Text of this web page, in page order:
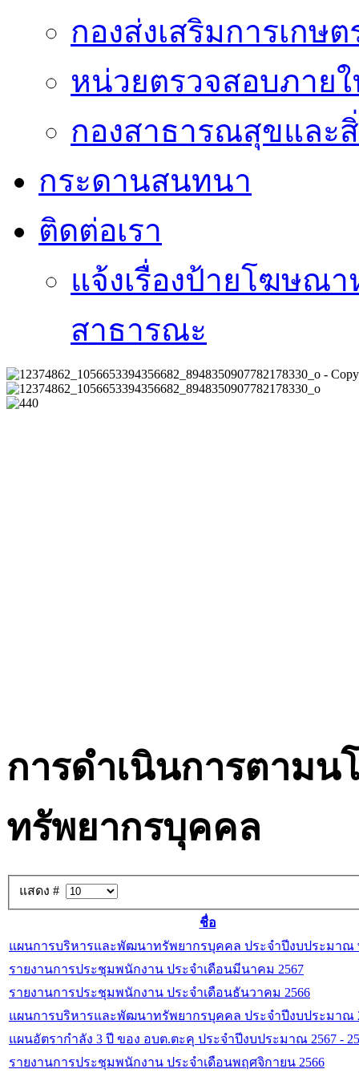
กองส่งเสริมการเกษต
หน่วยตรวจสอบภาย
กองสาธารณสุขและ
กระดานสนทนา
ติดต่อเรา
แจ้งเรื่องป้ายโฆษณ
สาธารณะ
การดำเนินการตามน
ทรัพยากรบุคคล
แสดง #
ชื่อ
แผนการบริหารและพัฒนาทรัพยากรบุคคล ประจำปีงบประมาณ
รายงานการประชุมพนักงาน ประจำเดือนมีนาคม 2567
รายงานการประชุมพนักงาน ประจำเดือนธันวาคม 2566
แผนการบริหารและพัฒนาทรัพยากรบุคคล ประจำปีงบประมาณ
แผนอัตรากำลัง 3 ปี ของ อบต.ตะคุ ประจำปีงบประมาณ 2567 -
รายงานการประชุมพนักงาน ประจำเดือนพฤศจิกายน 2566